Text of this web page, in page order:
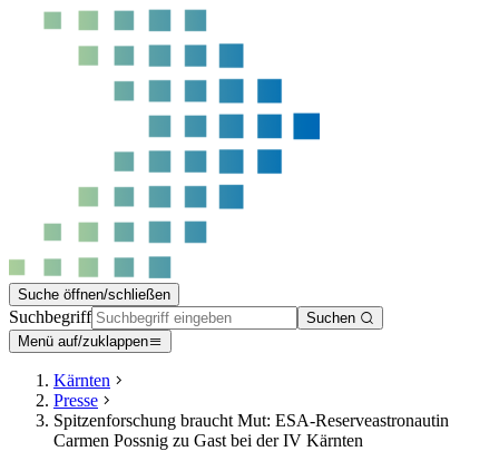
Suche öffnen/schließen
Suchbegriff
Suchen
Menü auf/zuklappen
Kärnten
Presse
Spitzenforschung braucht Mut: ESA-Reserveastronautin
Carmen Possnig zu Gast bei der IV Kärnten